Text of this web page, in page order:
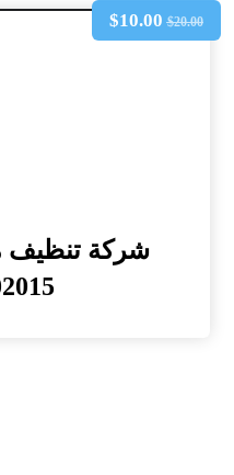
شركة تنظيف
$20.00
$10.00